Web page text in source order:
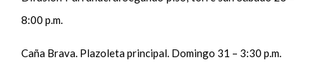
8:00 p.m.
Caña Brava. Plazoleta principal. Domingo 31 – 3:30 p.m.